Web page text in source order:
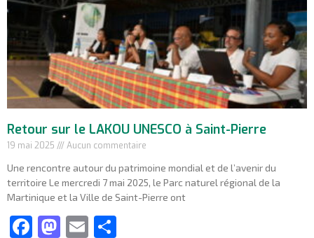
Retour sur le LAKOU UNESCO à Saint-Pierre
19 mai 2025 Aucun commentaire
Une rencontre autour du patrimoine mondial et de l’avenir du
territoire Le mercredi 7 mai 2025, le Parc naturel régional de la
Martinique et la Ville de Saint-Pierre ont
Facebook
Mastodon
Email